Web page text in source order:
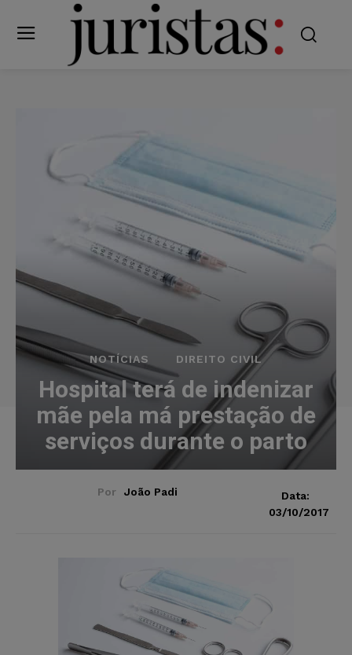
NOTÍCIAS DIREITO CIVIL
Hospital terá de indenizar
mãe pela má prestação de
serviços durante o parto
Por João Padi
Data:
03/10/2017